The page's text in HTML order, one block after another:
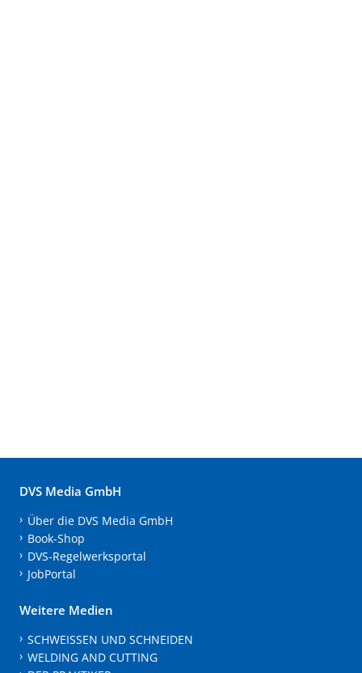
DVS Media GmbH
Über die DVS Media GmbH
Book-Shop
DVS-Regelwerksportal
JobPortal
Weitere Medien
SCHWEISSEN UND SCHNEIDEN
WELDING AND CUTTING